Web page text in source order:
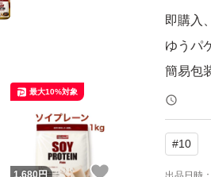
即購入
ゆうパ
簡易包
袋にダ
簡易包
開封時
#10
いいね！
1,680 円
最大10%対象